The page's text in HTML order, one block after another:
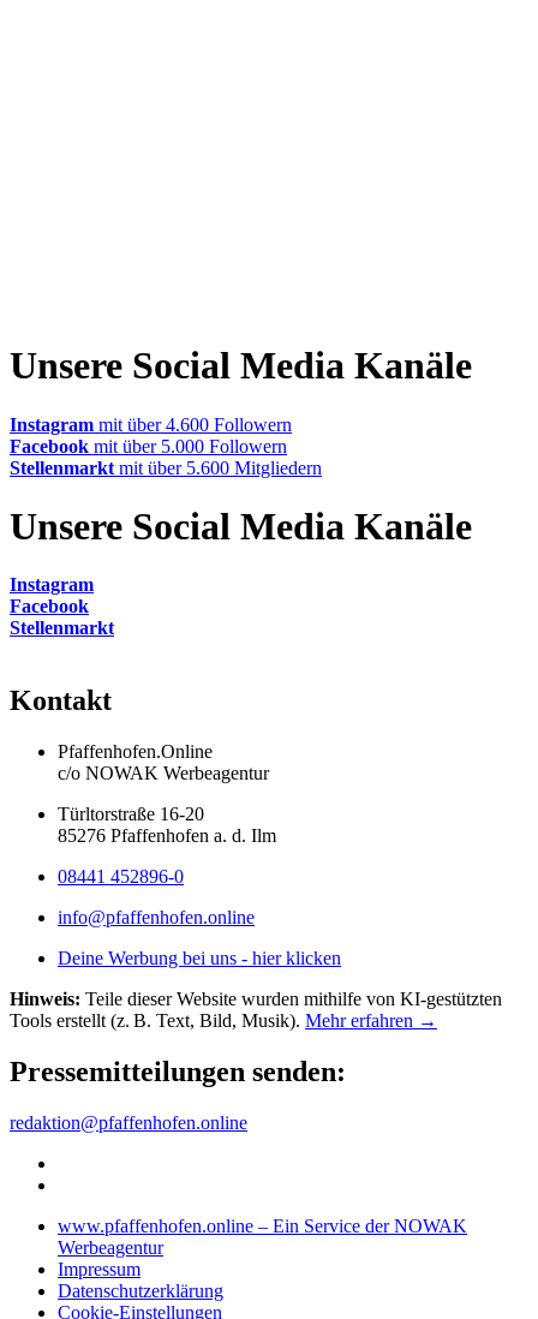
Unsere Social Media Kanäle
Instagram mit über 4.600 Followern
Facebook mit über 5.000 Followern
Stellenmarkt mit über 5.600 Mitgliedern
Unsere Social Media Kanäle
Instagram
Facebook
Stellenmarkt
Kontakt
Pfaffenhofen.Online
c/o NOWAK Werbeagentur
Türltorstraße 16-20
85276 Pfaffenhofen a. d. Ilm
08441 452896-0
info@pfaffenhofen.online
Deine Werbung bei uns - hier klicken
Hinweis: Teile dieser Website wurden mithilfe von KI-gestützten
Tools erstellt (z. B. Text, Bild, Musik). Mehr erfahren →
Pressemitteilungen senden:
redaktion@pfaffenhofen.online
www.pfaffenhofen.online – Ein Service der NOWAK
Werbeagentur
Impressum
Datenschutzerklärung
Cookie-Einstellungen